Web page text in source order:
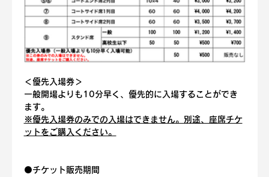
＜優先入場券＞
一般開場よりも10分早く、優先的に入場することができ
ます。
※優先入場券のみでの入場はできません。別途、座席チケ
ットをご購入ください。
⚫️チケット販売期間